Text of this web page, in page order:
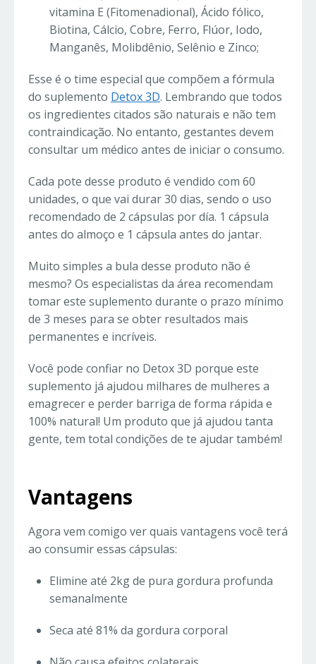
vitamina E (Fitomenadional), Ácido fólico,
Biotina, Cálcio, Cobre, Ferro, Flúor, Iodo,
Manganês, Molibdênio, Selênio e Zinco;
Esse é o time especial que compõem a fórmula
do suplemento Detox 3D. Lembrando que todos
os ingredientes citados são naturais e não tem
contraindicação. No entanto, gestantes devem
consultar um médico antes de iniciar o consumo.
Cada pote desse produto é vendido com 60
unidades, o que vai durar 30 dias, sendo o uso
recomendado de 2 cápsulas por día. 1 cápsula
antes do almoço e 1 cápsula antes do jantar.
Muito simples a bula desse produto não é
mesmo? Os especialistas da área recomendam
tomar este suplemento durante o prazo mínimo
de 3 meses para se obter resultados mais
permanentes e incríveis.
Você pode confiar no Detox 3D porque este
suplemento já ajudou milhares de mulheres a
emagrecer e perder barriga de forma rápida e
100% natural! Um produto que já ajudou tanta
gente, tem total condições de te ajudar também!
Vantagens
Agora vem comigo ver quais vantagens você terá
ao consumir essas cápsulas:
Elimine até 2kg de pura gordura profunda
semanalmente
Seca até 81% da gordura corporal